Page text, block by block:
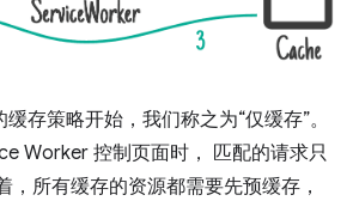
存策略开始，我们称之为“仅缓存”。
Worker 控制页面时， 匹配的请求只
，所有缓存的资源都需要先预缓存，